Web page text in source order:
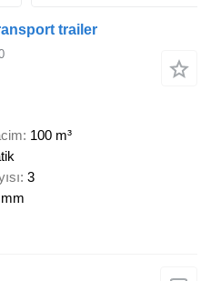
trailer
100 m³
3